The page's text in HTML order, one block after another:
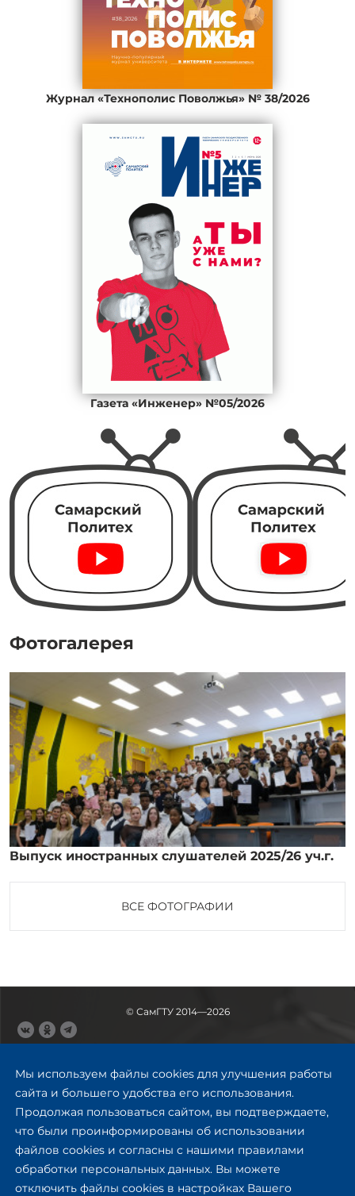
Журнал «Технополис Поволжья» № 38/2026
Газета «Инженер» №05/2026
Фотогалерея
Выпуск иностранных слушателей 2025/26 уч.г.
ВСЕ ФОТОГРАФИИ
Мы используем файлы cookies для улучшения работы
сайта и большего удобства его использования.
Продолжая пользоваться сайтом, вы подтверждаете,
что были проинформированы об использовании
файлов cookies и согласны с нашими правилами
обработки персональных данных. Вы можете
отключить файлы cookies в настройках Вашего
© СамГТУ 2014—2026
443100, Самара
Обратная связь